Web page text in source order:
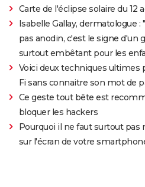
Carte de l'éclipse solaire du 12
Isabelle Gallay, dermatologue
pas anodin, c'est le signe d'un
surtout embêtant pour les
Voici deux techniques ultimes
Fi sans connaitre son mot de
Ce geste tout bête est
bloquer les hackers
Pourquoi il ne faut surtout
sur l'écran de votre